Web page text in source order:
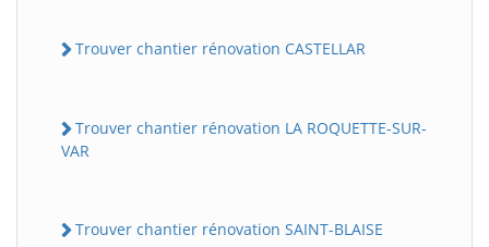
Trouver chantier rénovation CASTELLAR
Trouver chantier rénovation LA ROQUETTE-SUR-
VAR
Trouver chantier rénovation SAINT-BLAISE